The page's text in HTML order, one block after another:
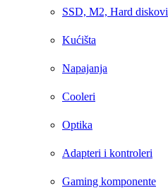
SSD, M2, Hard diskovi
Kućišta
Napajanja
Cooleri
Optika
Adapteri i kontroleri
Gaming komponente